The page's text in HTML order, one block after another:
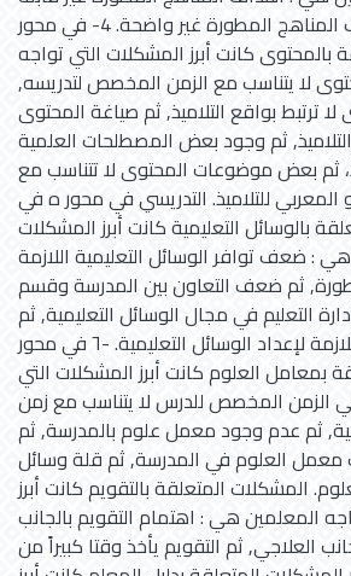
للتحقيق. ثم أهداف المناهج المطورة غير واضحة. 4- في محور
بالمحتوى كانت أبرز المشكلات التي تواجه
لا يتناسب مع الزمن المخصص لتدريسه,
ترتبط بواقع التلاميذ, ثم صياغة المحتوى
ثم وجود بعض المصطلحات العلمية
ثم بعض موضوعات المحتوى لا تتناسب مع
للتلاميذ. التدريسي في محور ه في
بالوسائل التعليمية كانت أبرز المشكلات
: ضعف توافر الوسائل التعليمية اللازمة
ثم ضعف التعاون بين المدرسة وقسم
التعليم في مجال الوسائل التعليمية, ثم
قلة الخامات اللازمة لإعداد الوسائل التعليمية. -٦ في محور
بمعامل العلوم كانت أبرز المشكلات التي
الزمن المخصص للدرس لا يتناسب مع زمن
ثم عدم وجود معمل علوم بالمدرسة, ثم
العلوم في المدرسة, ثم قلة وسائل
المشكلات المتعلقة بالتقويم كانت أبرز
المعلمين هي : اهتمام التقويم بالجانب
العلاجي, ثم التقويم يأخذ وقتا كبيراً من